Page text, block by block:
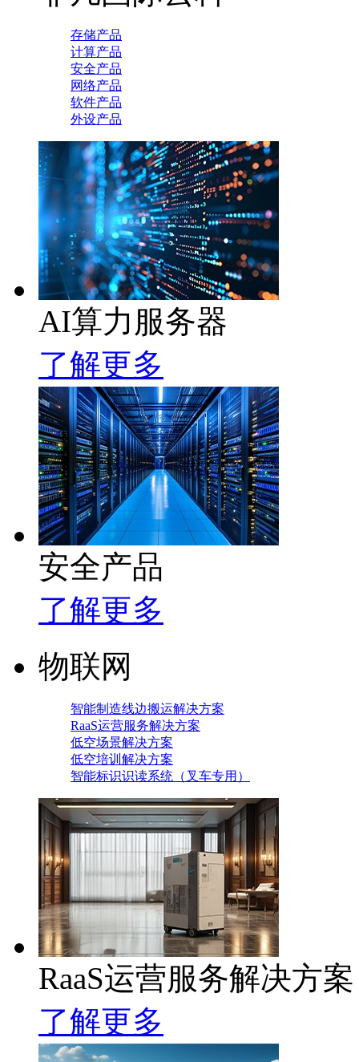
存储产品
计算产品
安全产品
网络产品
软件产品
外设产品
AI算力服务器
了解更多
安全产品
了解更多
物联网
智能制造线边搬运解决方案
RaaS运营服务解决方案
低空场景解决方案
低空培训解决方案
智能标识识读系统（叉车专用）
RaaS运营服务解决方案
了解更多